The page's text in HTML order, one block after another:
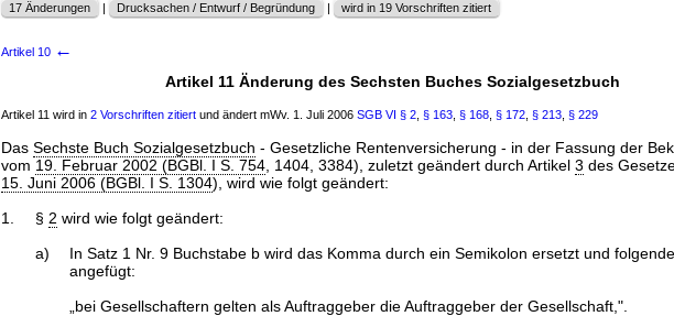
17 Änderungen
| Drucksachen / Entwurf / Begründung | wird in 19 Vorschriften zitiert
Artikel 10 ←
Artikel 11 Änderung des Sechsten Buches Sozialgesetzbuch
Artikel 11 wird in 2 Vorschriften zitiert und ändert mWv. 1. Juli 2006 SGB VI § 2 § 163 § 168 § 172 § 213 § 229
Das Sechste Buch Sozialgesetzbuch - Gesetzliche Rentenversicherung - in der Fassung der
vom 19. Februar 2002 (BGBl. I S. 754 , 1404, 3384), zuletzt geändert durch Artikel 3 des
15. Juni 2006 (BGBl. I S. 1304), wird wie folgt geändert:
1.
§ 2 wird wie folgt geändert:
a)
In Satz 1 Nr. 9 Buchstabe b wird das Komma durch ein Semikolon ersetzt und
angefügt:
„bei Gesellschaftern gelten als Auftraggeber die Auftraggeber der Gesellschaft,".